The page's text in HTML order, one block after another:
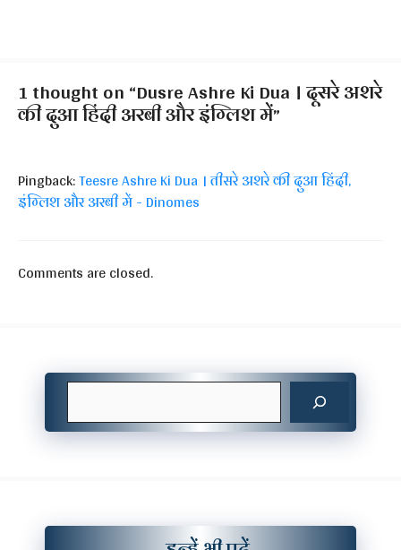
1 thought on “Dusre Ashre Ki Dua । दूसरे अशरे
की दुआ हिंदी अरबी और इंग्लिश में”
Pingback:Teesre Ashre Ki Dua । तीसरे अशरे की दुआ हिंदी,
इंग्लिश और अरबी में - Dinomes
Comments are closed.
Search